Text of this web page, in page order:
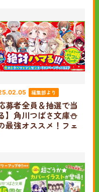
編集部より
応募者全員＆抽選で当
】角川つばさ文庫⛄
最強オススメ！フェ